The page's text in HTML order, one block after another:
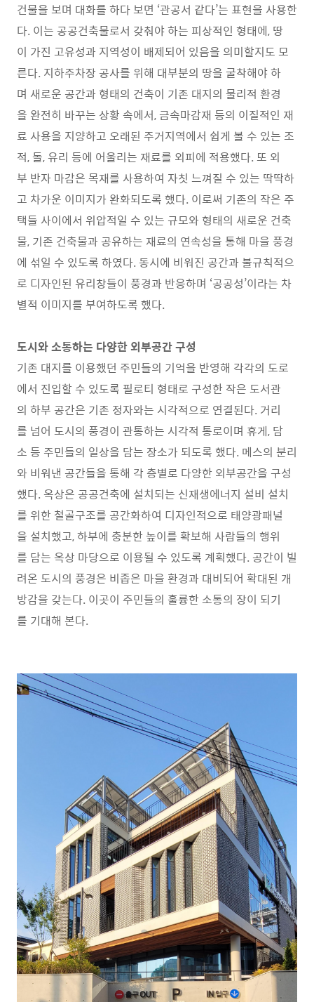
건물을 보며 대화를 하다 보면 ‘관공서 같다’는 표현을 사용한
다. 이는 공공건축물로서 갖춰야 하는 피상적인 형태에, 땅
이 가진 고유성과 지역성이 배제되어 있음을 의미할지도 모
른다. 지하주차장 공사를 위해 대부분의 땅을 굴착해야 하
며 새로운 공간과 형태의 건축이 기존 대지의 물리적 환경
을 완전히 바꾸는 상황 속에서, 금속마감재 등의 이질적인 재
료 사용을 지양하고 오래된 주거지역에서 쉽게 볼 수 있는 조
적, 돌, 유리 등에 어울리는 재료를 외피에 적용했다. 또 외
부 반자 마감은 목재를 사용하여 자칫 느껴질 수 있는 딱딱하
고 차가운 이미지가 완화되도록 했다. 이로써 기존의 작은 주
택들 사이에서 위압적일 수 있는 규모와 형태의 새로운 건축
물, 기존 건축물과 공유하는 재료의 연속성을 통해 마을 풍경
에 섞일 수 있도록 하였다. 동시에 비워진 공간과 불규칙적으
로 디자인된 유리창들이 풍경과 반응하며 ‘공공성’이라는 차
별적 이미지를 부여하도록 했다.
도시와 소통하는 다양한 외부공간 구성
기존 대지를 이용했던 주민들의 기억을 반영해 각각의 도로
에서 진입할 수 있도록 필로티 형태로 구성한 작은 도서관
의 하부 공간은 기존 정자와는 시각적으로 연결된다. 거리
를 넘어 도시의 풍경이 관통하는 시각적 통로이며 휴게, 담
소 등 주민들의 일상을 담는 장소가 되도록 했다. 메스의 분리
와 비워낸 공간들을 통해 각 층별로 다양한 외부공간을 구성
했다. 옥상은 공공건축에 설치되는 신재생에너지 설비 설치
를 위한 철골구조를 공간화하여 디자인적으로 태양광패널
을 설치했고, 하부에 충분한 높이를 확보해 사람들의 행위
를 담는 옥상 마당으로 이용될 수 있도록 계획했다. 공간이 빌
려온 도시의 풍경은 비좁은 마을 환경과 대비되어 확대된 개
방감을 갖는다. 이곳이 주민들의 훌륭한 소통의 장이 되기
를 기대해 본다.